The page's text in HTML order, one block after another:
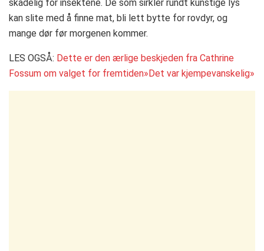
skadelig for insektene. De som sirkler rundt kunstige lys
kan slite med å finne mat, bli lett bytte for rovdyr, og
mange dør før morgenen kommer.
LES OGSÅ: Dette er den ærlige beskjeden fra Cathrine
Fossum om valget for fremtiden»Det var kjempevanskelig»